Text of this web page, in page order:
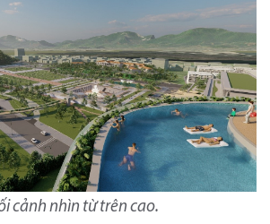
cảnh nhìn từ trên cao.